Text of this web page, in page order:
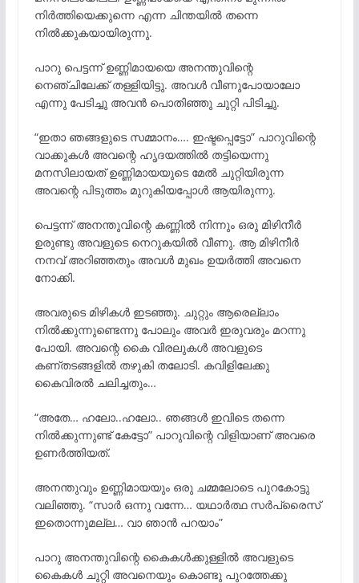
നിർത്തിയെക്കുന്നെ എന്ന ചിന്തയിൽ തന്നെ
നിൽക്കുകയായിരുന്നു.
പാറു പെട്ടന്ന് ഉണ്ണിമായയെ അനന്തുവിന്റെ
നെഞ്ചിലേക്ക് തള്ളിയിട്ടു. അവൾ വീണുപോയാലോ
എന്നു പേടിച്ചു അവൻ പൊതിഞ്ഞു ചുറ്റി പിടിച്ചു.
“ഇതാ ഞങ്ങളുടെ സമ്മാനം…. ഇഷ്ടപ്പെട്ടോ” പാറുവിന്റെ
വാക്കുകൾ അവന്റെ ഹൃദയത്തിൽ തട്ടിയെന്നു
മനസിലായത് ഉണ്ണിമായയുടെ മേൽ ചുറ്റിയിരുന്ന
അവന്റെ പിടുത്തം മുറുകിയപ്പോൾ ആയിരുന്നു.
പെട്ടന്ന് അനന്തുവിന്റെ കണ്ണിൽ നിന്നും ഒരു മിഴിനീർ
ഉരുണ്ടു അവളുടെ നെറുകയിൽ വീണു. ആ മിഴിനീർ
നനവ് അറിഞ്ഞതും അവൾ മുഖം ഉയർത്തി അവനെ
നോക്കി.
അവരുടെ മിഴികൾ ഇടഞ്ഞു. ചുറ്റും ആരെല്ലാം
നിൽക്കുന്നുണ്ടെന്നു പോലും അവർ ഇരുവരും മറന്നു
പോയി. അവന്റെ കൈ വിരലുകൾ അവളുടെ
കണ്തടങ്ങളിൽ തഴുകി തലോടി. കവിളിലേക്കു
കൈവിരൽ ചലിച്ചതും…
“അതേ… ഹലോ..ഹലോ.. ഞങ്ങൾ ഇവിടെ തന്നെ
നിൽക്കുന്നുണ്ട് കേട്ടോ” പാറുവിന്റെ വിളിയാണ് അവരെ
ഉണർത്തിയത്.
അനന്തുവും ഉണ്ണിമായയും ഒരു ചമ്മലോടെ പുറകോട്ടു
വലിഞ്ഞു. “സാർ ഒന്നു വന്നേ… യഥാർത്ഥ സർപ്രൈസ്
ഇതൊന്നുമല്ല… വാ ഞാൻ പറയാം”
പാറു അനന്തുവിന്റെ കൈകൾക്കുള്ളിൽ അവളുടെ
കൈകൾ ചുറ്റി അവനെയും കൊണ്ടു പുറത്തേക്കു